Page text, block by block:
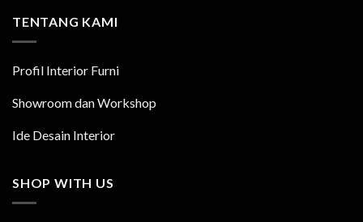
TENTANG KAMI
Profil Interior Furni
Showroom dan Workshop
Ide Desain Interior
SHOP WITH US